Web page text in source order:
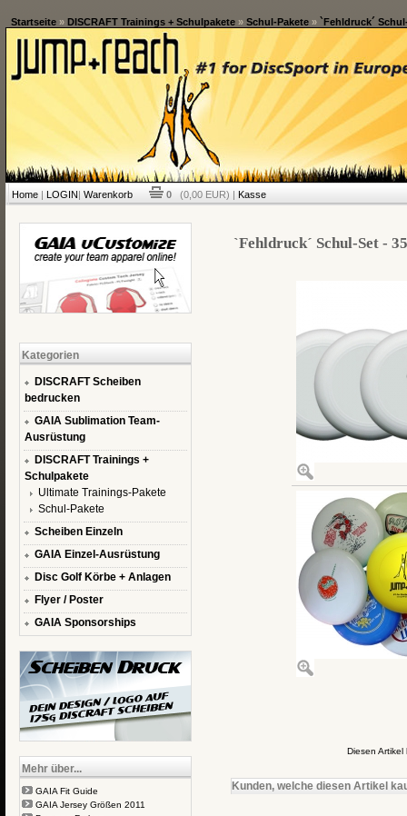
Startseite» DISCRAFT Trainings + Schulpakete» Schul-Pakete» `Fehldruck´
Home| LOGIN| Warenkorb 0 (0,00 EUR) | Kasse
Kategorien
DISCRAFT Scheiben
bedrucken
GAIA Sublimation Team-
Ausrüstung
DISCRAFT Trainings +
Schulpakete
Ultimate Trainings-Pakete
Schul-Pakete
Scheiben Einzeln
GAIA Einzel-Ausrüstung
Disc Golf Körbe + Anlagen
Flyer / Poster
GAIA Sponsorships
Mehr über...
GAIA Fit Guide
GAIA Jersey Größen 2011
`Fehldruck´ Schul-Set -
Diesen
Kunden, welche diesen Artikel